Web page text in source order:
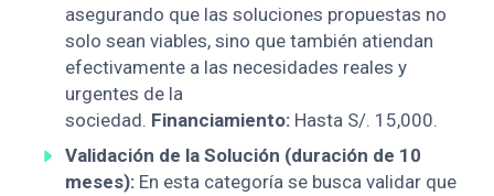
asegurando que las soluciones propuestas no
solo sean viables, sino que también atiendan
efectivamente a las necesidades reales y
urgentes de la
sociedad. Financiamiento: Hasta S/. 15,000.
Validación de la Solución (duración de 10
meses): En esta categoría se busca validar que